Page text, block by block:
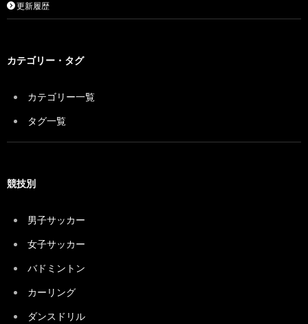
更新履歴
カテゴリー・タグ
カテゴリー一覧
タグ一覧
競技別
男子サッカー
女子サッカー
バドミントン
カーリング
ダンスドリル